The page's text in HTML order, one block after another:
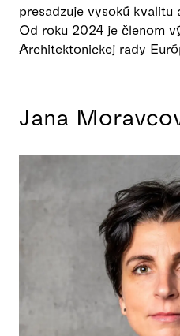
presadzuje vysokú kvalitu
Od roku 2024 je členom
Architektonickej rady
Jana